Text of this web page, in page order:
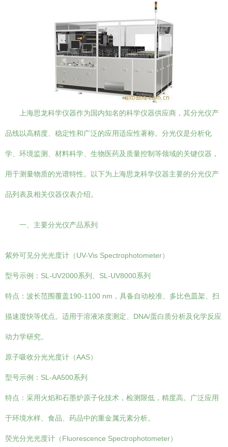
上海思龙科学仪器作为国内知名的科学仪器供应商，其分光仪产
品线以高精度、稳定性和广泛的应用适应性著称。分光仪是分析化
学、环境监测、材料科学、生物医药及质量控制等领域的关键仪器，
用于测量物质的光谱特性。以下为上海思龙科学仪器主要的分光仪产
品列表及相关仪器仪表介绍。
一、主要分光仪产品系列
紫外可见分光光度计（UV-Vis Spectrophotometer）
型号示例：SL-UV2000系列、SL-UV8000系列
特点：波长范围覆盖190-1100 nm，具备自动校准、多比色皿架、扫
描速度快等优点。适用于溶液浓度测定、DNA/蛋白质分析及化学反应
动力学研究。
原子吸收分光光度计（AAS）
型号示例：SL-AA500系列
特点：采用火焰和石墨炉原子化技术，检测限低，精度高。广泛应用
于环境水样、食品、药品中的重金属元素分析。
荧光分光光度计（Fluorescence Spectrophotometer）